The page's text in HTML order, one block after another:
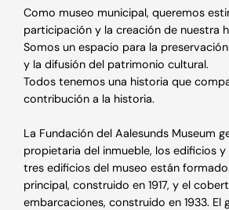
Como museo municipal, queremos
participación y la creación de nuestra
Somos un espacio para la
y la difusión del patrimonio cultural.
Todos tenemos una historia que
contribución a la historia.
La Fundación del Aalesunds Museum
propietaria del inmueble, los edificios
tres edificios del museo están
principal, construido en 1917, y el
embarcaciones, construido en 1933. El